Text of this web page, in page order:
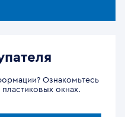
Ознакомьтесь
окнах.